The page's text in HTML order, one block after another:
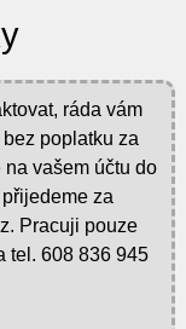
ráda vám
poplatku za
vašem účtu do
za
Pracuji pouze
tel. 608 836 945